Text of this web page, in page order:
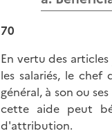
70
En vertu des articles
les salariés, le
général, à son ou
cette aide peut
d'attribution.